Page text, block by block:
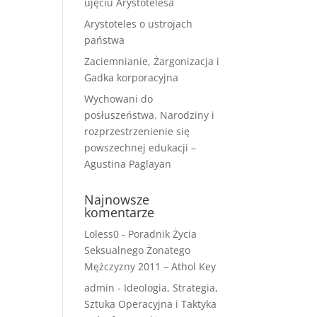
Arystoteles o ustrojach
państwa
Zaciemnianie, Żargonizacja i
Gadka korporacyjna
Wychowani do
posłuszeństwa. Narodziny i
rozprzestrzenienie się
powszechnej edukacji –
Agustina Paglayan
Najnowsze
komentarze
Loless0 - Poradnik Życia
Seksualnego Żonatego
Mężczyzny 2011 – Athol Key
admin - Ideologia, Strategia,
Sztuka Operacyjna i Taktyka